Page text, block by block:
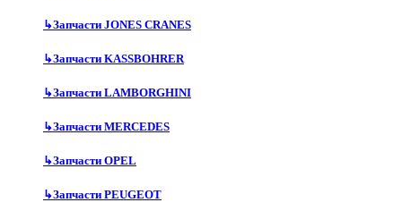
↳Запчасти JONES CRANES
↳Запчасти KASSBOHRER
↳Запчасти LAMBORGHINI
↳Запчасти MERCEDES
↳Запчасти OPEL
↳Запчасти PEUGEOT